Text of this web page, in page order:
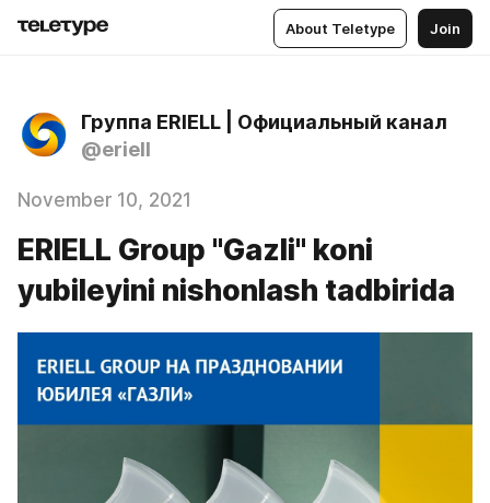
About Teletype Join
Группа ERIELL | Официальный канал
@eriell
November 10, 2021
ERIELL Group "Gazli" koni
yubileyini nishonlash tadbirida